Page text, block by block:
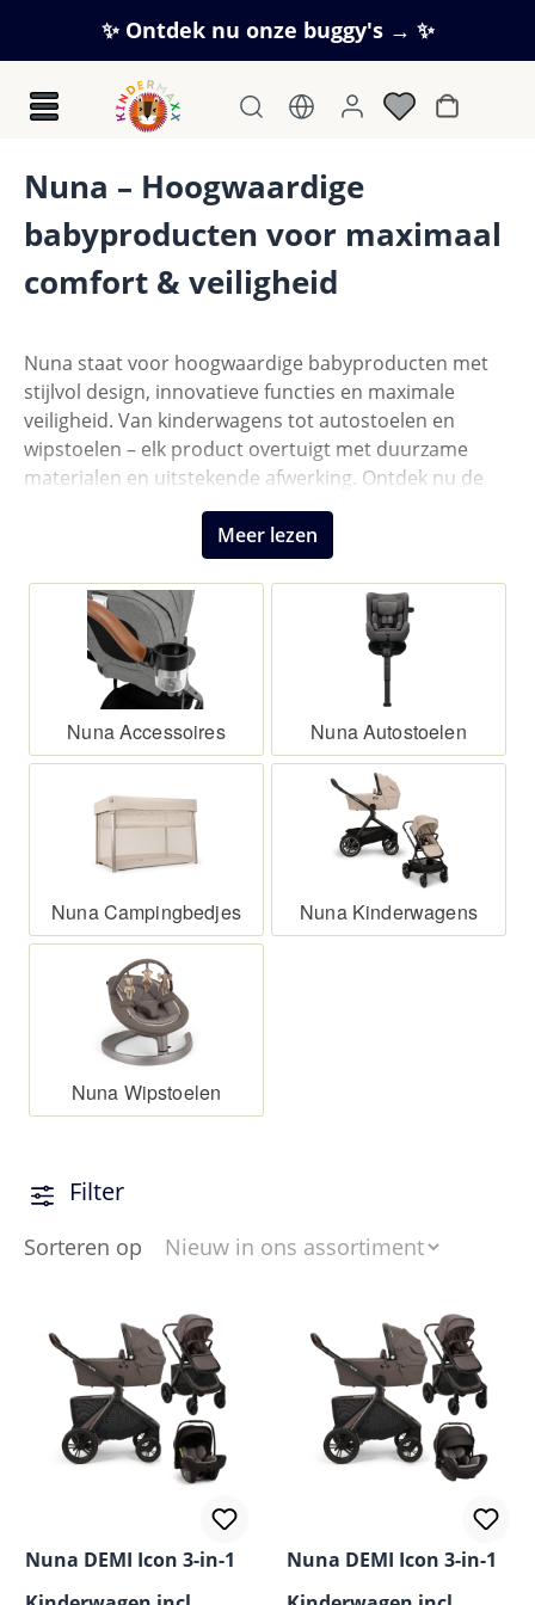
Ga naar de hoofdinhoud
✨ Ontdek nu onze buggy's → ✨
Nuna – Hoogwaardige
babyproducten voor maximaal
comfort & veiligheid
Nuna staat voor hoogwaardige babyproducten met
stijlvol design, innovatieve functies en maximale
veiligheid. Van kinderwagens tot autostoelen en
wipstoelen – elk product overtuigt met duurzame
materialen en uitstekende afwerking. Ontdek nu de
exclusieve Nuna-collectie bij Kindermaxx!
Meer lezen
Nuna Accessoires Nuna Autostoelen
Nuna Campingbedjes Nuna Kinderwagens
Nuna Wipstoelen
Filter
Sorteren op
Nuna DEMI Icon 3-in-1
Nuna DEMI Icon 3-in-1